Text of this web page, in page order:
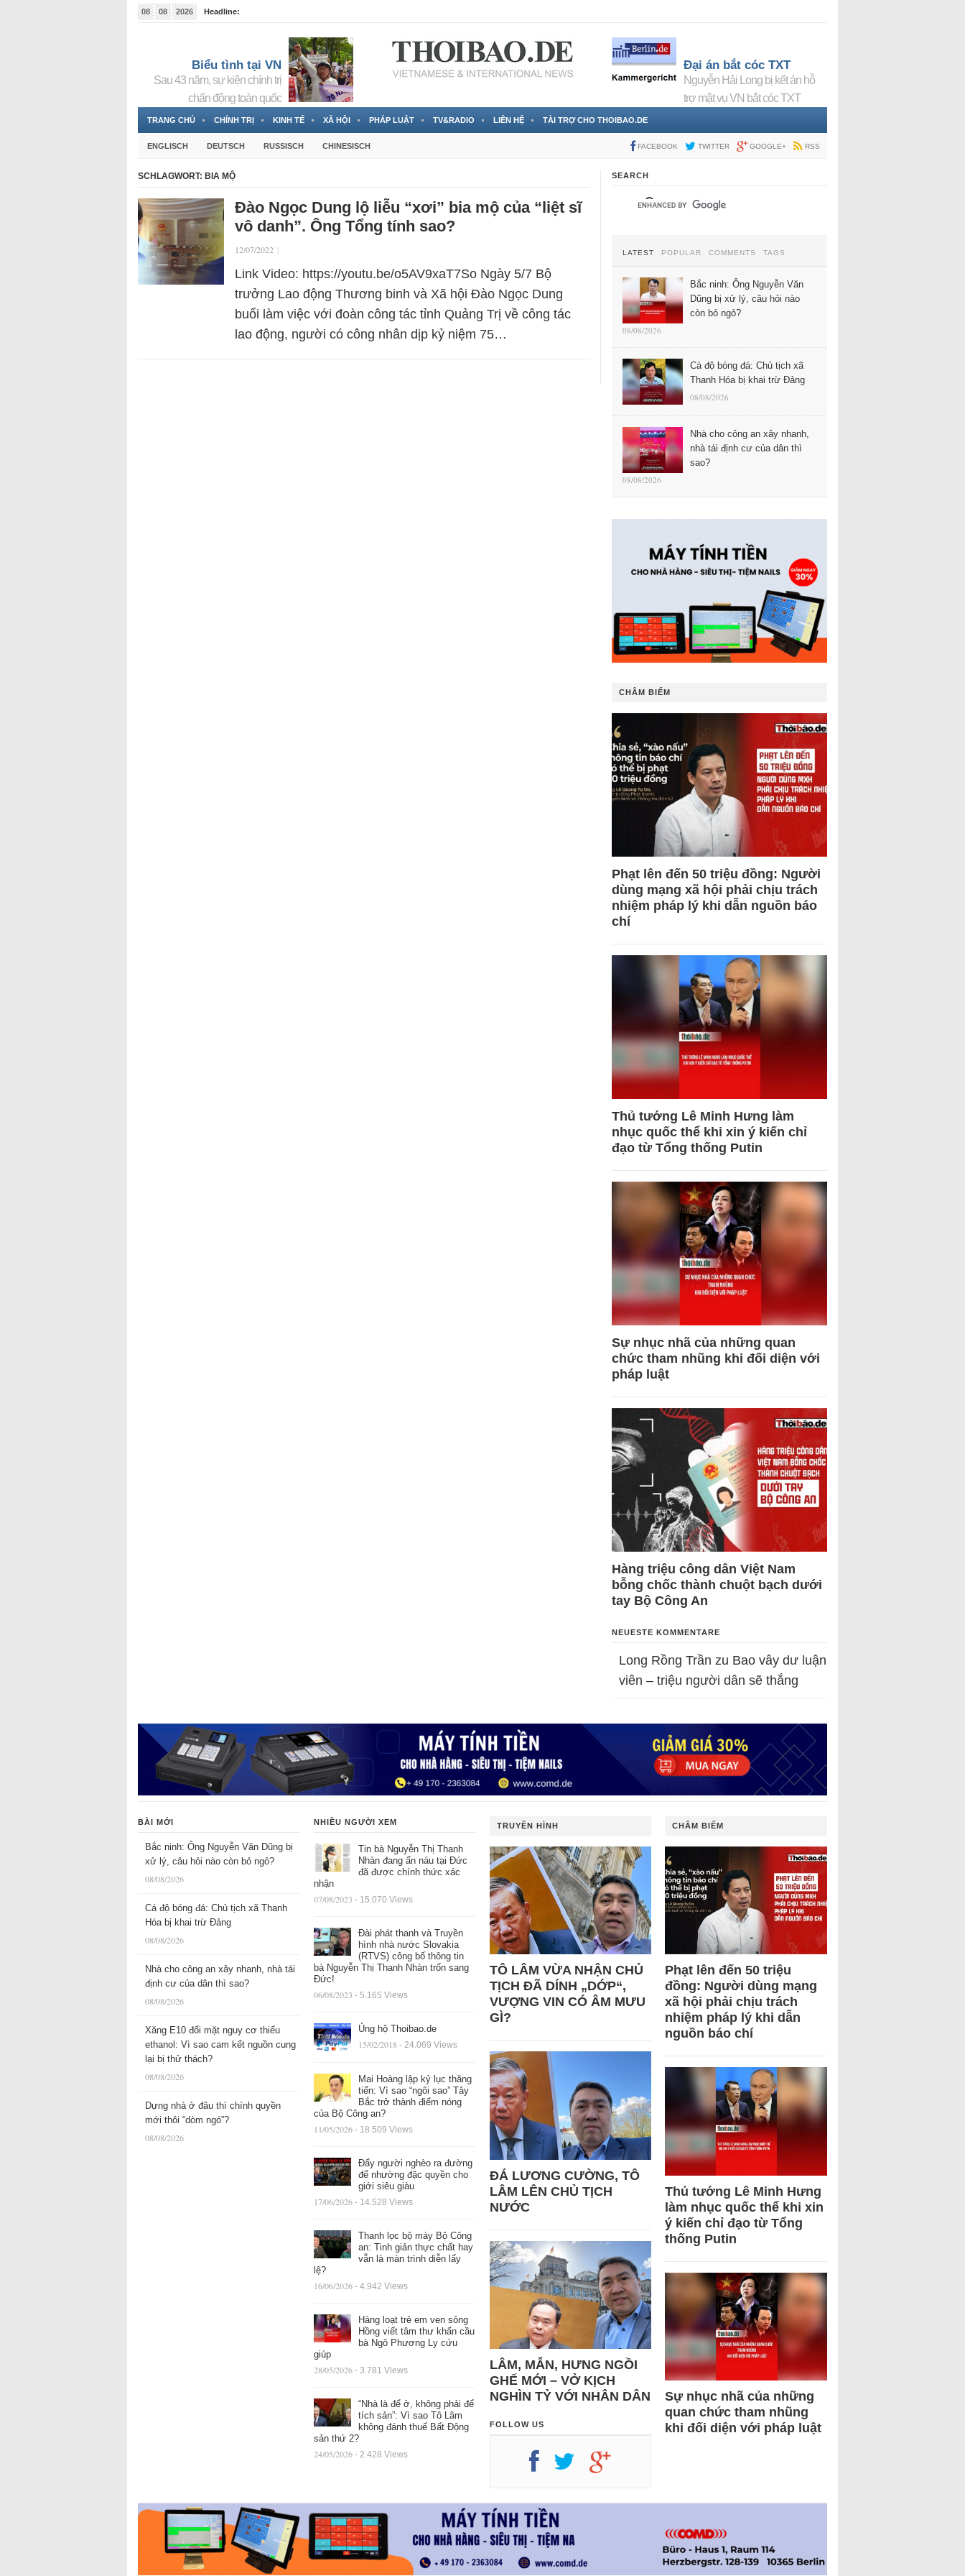
08 08 2026
Headline:
Biểu tình tại VN
Sau 43 năm, sự kiện chính trị
chấn động toàn quốc
Đại án bắt cóc TXT
Nguyễn Hải Long bị kết án hỗ
trợ mật vụ VN bắt cóc TXT
TRANG CHỦ CHÍNH TRỊ KINH TẾ XÃ HỘI PHÁP LUẬT TV&RADIO LIÊN HỆ TÀI TRỢ CHO THOIBAO.DE
ENGLISCH DEUTSCH RUSSISCH CHINESISCH FACEBOOK TWITTER GOOGLE+ RSS
SCHLAGWORT: BIA MỘ
Đào Ngọc Dung lộ liễu “xơi” bia mộ của “liệt sĩ
vô danh”. Ông Tổng tính sao?
12/07/2022 |
Link Video: https://youtu.be/o5AV9xaT7So Ngày 5/7 Bộ
trưởng Lao động Thương binh và Xã hội Đào Ngọc Dung
buổi làm việc với đoàn công tác tỉnh Quảng Trị về công tác
lao động, người có công nhân dịp kỷ niệm 75…
SEARCH
LATEST POPULAR COMMENTS TAGS
Bắc ninh: Ông Nguyễn Văn
Dũng bị xử lý, câu hỏi nào
còn bỏ ngỏ?
08/08/2026
Cá độ bóng đá: Chủ tịch xã
Thanh Hóa bị khai trừ Đảng
08/08/2026
Nhà cho công an xây nhanh,
nhà tái định cư của dân thì
sao?
08/08/2026
CHÂM BIẾM
Phạt lên đến 50 triệu đồng: Người
dùng mạng xã hội phải chịu trách
nhiệm pháp lý khi dẫn nguồn báo
chí
Thủ tướng Lê Minh Hưng làm
nhục quốc thể khi xin ý kiến chỉ
đạo từ Tổng thống Putin
Sự nhục nhã của những quan
chức tham nhũng khi đối diện với
pháp luật
Hàng triệu công dân Việt Nam
bỗng chốc thành chuột bạch dưới
tay Bộ Công An
NEUESTE KOMMENTARE
Long Rồng Trần zu Bao vây dư luận
viên – triệu người dân sẽ thắng
BÀI MỚI
Bắc ninh: Ông Nguyễn Văn Dũng bị
xử lý, câu hỏi nào còn bỏ ngỏ?
08/08/2026
Cá độ bóng đá: Chủ tịch xã Thanh
Hóa bị khai trừ Đảng
08/08/2026
Nhà cho công an xây nhanh, nhà tái
định cư của dân thì sao?
08/08/2026
Xăng E10 đối mặt nguy cơ thiếu
ethanol: Vì sao cam kết nguồn cung
lại bị thử thách?
08/08/2026
Dựng nhà ở đâu thì chính quyền
mới thôi “dòm ngó”?
08/08/2026
NHIỀU NGƯỜI XEM
Tin bà Nguyễn Thị Thanh
Nhàn đang ẩn náu tại Đức
đã được chính thức xác
nhận
07/08/2023 - 15.070 Views
Đài phát thanh và Truyền
hình nhà nước Slovakia
(RTVS) công bố thông tin
bà Nguyễn Thị Thanh Nhàn trốn sang
Đức!
06/08/2023 - 5.165 Views
Ủng hộ Thoibao.de
15/02/2018 - 24.069 Views
Mai Hoàng lập kỷ lục thăng
tiến: Vì sao “ngôi sao” Tây
Bắc trở thành điểm nóng
của Bộ Công an?
11/05/2026 - 18.509 Views
Đẩy người nghèo ra đường
để nhường đặc quyền cho
giới siêu giàu
17/06/2026 - 14.528 Views
Thanh lọc bộ máy Bộ Công
an: Tinh giản thực chất hay
vẫn là màn trình diễn lấy
lệ?
16/06/2026 - 4.942 Views
Hàng loạt trẻ em ven sông
Hồng viết tâm thư khẩn cầu
bà Ngô Phương Ly cứu
giúp
28/05/2026 - 3.781 Views
“Nhà là để ở, không phải để
tích sản”: Vì sao Tô Lâm
không đánh thuế Bất Động
sản thứ 2?
24/05/2026 - 2.428 Views
TRUYỀN HÌNH
TÔ LÂM VỪA NHẬN CHỦ
TỊCH ĐÃ DÍNH „DỚP“,
VƯỢNG VIN CÓ ÂM MƯU
GÌ?
ĐÁ LƯƠNG CƯỜNG, TÔ
LÂM LÊN CHỦ TỊCH
NƯỚC
LÂM, MẪN, HƯNG NGỒI
GHẾ MỚI – VỞ KỊCH
NGHÌN TỶ VỚI NHÂN DÂN
FOLLOW US
CHÂM BIẾM
Phạt lên đến 50 triệu
đồng: Người dùng mạng
xã hội phải chịu trách
nhiệm pháp lý khi dẫn
nguồn báo chí
Thủ tướng Lê Minh Hưng
làm nhục quốc thể khi xin
ý kiến chỉ đạo từ Tổng
thống Putin
Sự nhục nhã của những
quan chức tham nhũng
khi đối diện với pháp luật